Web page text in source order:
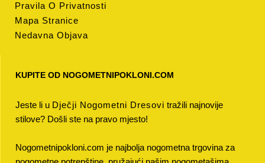
Pravila O Privatnosti
Mapa Stranice
Nedavna Objava
KUPITE OD NOGOMETNIPOKLONI.COM
Jeste li u Dječji Nogometni Dresovi tražili najnovije
stilove? Došli ste na pravo mjesto!
Nogometnipokloni.com je najbolja nogometna trgovina za